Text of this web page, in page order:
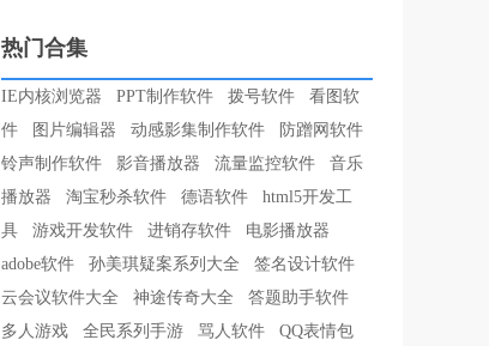
热门合集
IE内核浏览器 PPT制作软件 拨号软件
看图软
件
图片编辑器 动感影集制作软件
防蹭网软件
铃声制作软件
影音播放器 流量监控软件
音乐
播放器
淘宝秒杀软件 德语软件
html5开发工
具
游戏开发软件 进销存软件
电影播放器
adobe软件
孙美琪疑案系列大全
签名设计软件
云会议软件大全
神途传奇大全
答题助手软件
多人游戏
全民系列手游 骂人软件
QQ表情包